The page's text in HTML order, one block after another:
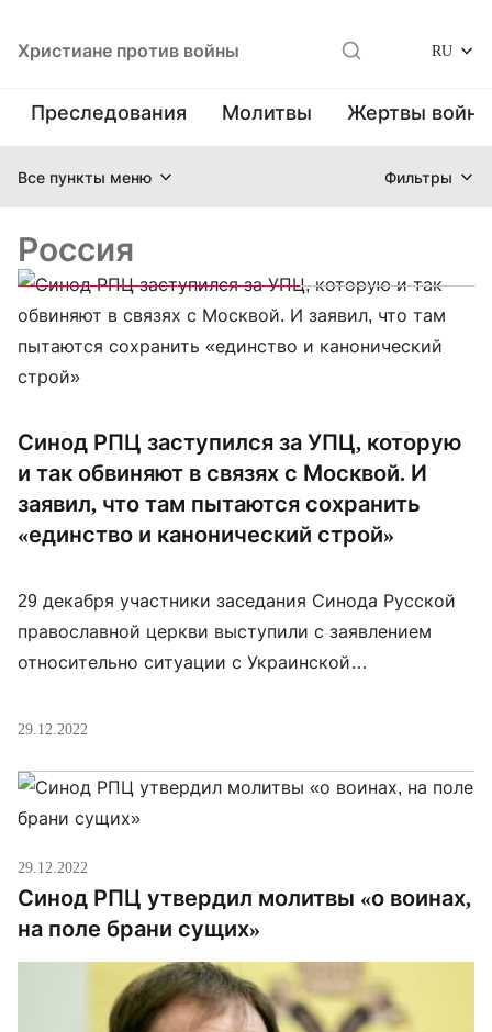
Христиане против войны RU
Преследования Молитвы Жертвы
Все пункты меню Фильтры
Россия
Синод РПЦ заступился за УПЦ, которую
и так обвиняют в связях с Москвой. И
заявил, что там пытаются сохранить
«единство и канонический строй»
29 декабря участники заседания Синода Русской
православной церкви выступили с заявлением
относительно ситуации с Украинской
заявляет о своей независимости от РПЦ и
Москвой в условиях войны. «Растущее давление
на Украинскую Православную Церковь
кампанией в средствах массовой информации,
которая ведется с участием […]
29.12.2022
29.12.2022
Синод РПЦ утвердил молитвы «о воинах,
на поле брани сущих»